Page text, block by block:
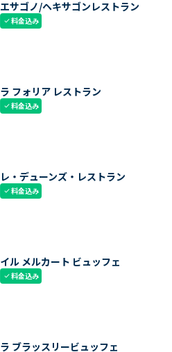
エサゴノ/ヘキサゴンレストラン
check料金込み
ラ フォリア レストラン
check料金込み
レ・デューンズ・レストラン
check料金込み
イル メルカート ビュッフェ
check料金込み
ラ ブラッスリービュッフェ